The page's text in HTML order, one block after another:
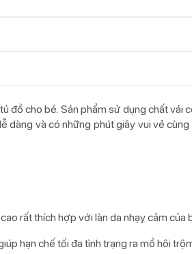
đồ cho bé. Sản phẩm sử dụng chất vải
và có những phút giây vui vẻ cùng
rất thích hợp với làn da nhạy cảm của
hạn chế tối đa tình trạng ra mồ hôi